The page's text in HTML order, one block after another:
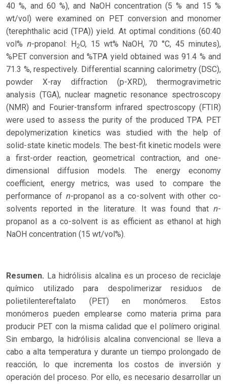
40 %, and 60 %), and NaOH concentration (5 % and 15 %
wt/vol) were examined on PET conversion and monomer
(terephthalic acid (TPA)) yield. At optimal conditions (60:40
vol% n-propanol: H2O, 15 wt% NaOH, 70 °C, 45 minutes),
%PET conversion and %TPA yield obtained was 91.4 % and
71.3 %, respectively. Differential scanning calorimetry (DSC),
powder X-ray diffraction (p-XRD), thermogravimetric
analysis (TGA), nuclear magnetic resonance spectroscopy
(NMR) and Fourier-transform infrared spectroscopy (FTIR)
were used to assess the purity of the produced TPA. PET
depolymerization kinetics was studied with the help of
solid-state kinetic models. The best-fit kinetic models were
a first-order reaction, geometrical contraction, and one-
dimensional diffusion models. The energy economy
coefficient, energy metrics, was used to compare the
performance of n-propanol as a co-solvent with other co-
solvents reported in the literature. It was found that n-
propanol as a co-solvent is as efficient as ethanol at high
NaOH concentration (15 wt/vol%).
Resumen. La hidrólisis alcalina es un proceso de reciclaje
químico utilizado para despolimerizar residuos de
polietilentereftalato (PET) en monómeros. Estos
monómeros pueden emplearse como materia prima para
producir PET con la misma calidad que el polímero original.
Sin embargo, la hidrólisis alcalina convencional se lleva a
cabo a alta temperatura y durante un tiempo prolongado de
reacción, lo que incrementa los costos de inversión y
operación del proceso. Por ello, es necesario desarrollar un